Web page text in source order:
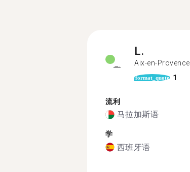
L.
Aix-en-Provence
format_quote 1
流利
马拉加斯语
学
西班牙语